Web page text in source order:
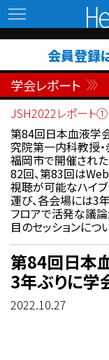
会員登録
学会レポート
JSH2022レポート①
第84回日本血液学
究院第一内科教授・
福岡市で開催された
82回、第83回は
視聴が可能なハイ
運び、各会場には3
フロアで活発な議論
目のセッションにつ
第84回日本
3年ぶりに学
2022.10.27